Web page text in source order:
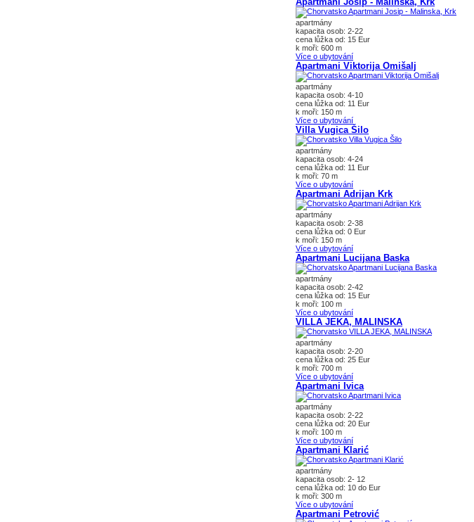
apartmány
kapacita osob: 2-22
cena lůžka od: 15 Eur
k moři: 600 m
Více o ubytování
Apartmani Viktorija Omišalj
apartmány
kapacita osob: 4-10
cena lůžka od: 11 Eur
k moři: 150 m
Více o ubytování
Villa Vugica Šilo
apartmány
kapacita osob: 4-24
cena lůžka od: 11 Eur
k moři: 70 m
Více o ubytování
Apartmani Adrijan Krk
apartmány
kapacita osob: 2-38
cena lůžka od: 0 Eur
k moři: 150 m
Více o ubytování
Apartmani Lucijana Baska
apartmány
kapacita osob: 2-42
cena lůžka od: 15 Eur
k moři: 100 m
Více o ubytování
VILLA JEKA, MALINSKA
apartmány
kapacita osob: 2-20
cena lůžka od: 25 Eur
k moři: 700 m
Více o ubytování
Apartmani Ivica
apartmány
kapacita osob: 2-22
cena lůžka od: 20 Eur
k moři: 100 m
Více o ubytování
Apartmani Klarić
apartmány
kapacita osob: 2- 12
cena lůžka od: 10 do Eur
k moři: 300 m
Více o ubytování
Apartmani Petrović